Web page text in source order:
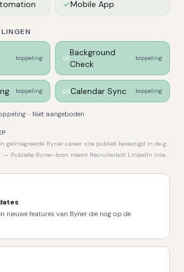
Mobile App
koppeling
Background
Check
koppeling
koppeling Calendar Sync koppeling
Niet aangeboden
Byner career site publiek bevestigd in de gecontroleerde Byner-bronnen; eerder redactioneel als niet aanwezig behandeld.
— Publieke Byner-bron noemt Recruiterbolt LinkedIn Integration; geen expliciete LinkedIn Recruiter System Connect / RSC-vermelding gevonden.
nieuwe features van Byner die nog op de